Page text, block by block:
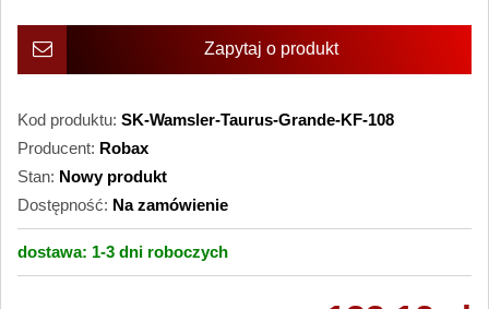
Zapytaj o produkt
Kod produktu: SK-Wamsler-Taurus-Grande-KF-108
Producent: Robax
Stan: Nowy produkt
Dostępność: Na zamówienie
dostawa: 1-3 dni roboczych